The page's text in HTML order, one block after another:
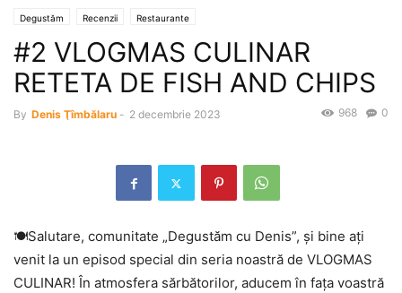
Degustăm Recenzii Restaurante
#2 VLOGMAS CULINAR
RETETA DE FISH AND CHIPS
By Denis Ţîmbălaru - 2 decembrie 2023 0
968
🍽Salutare, comunitate „Degustăm cu Denis”, și bine ați
venit la un episod special din seria noastră de VLOGMAS
CULINAR! În atmosfera sărbătorilor, aducem în fața voastră